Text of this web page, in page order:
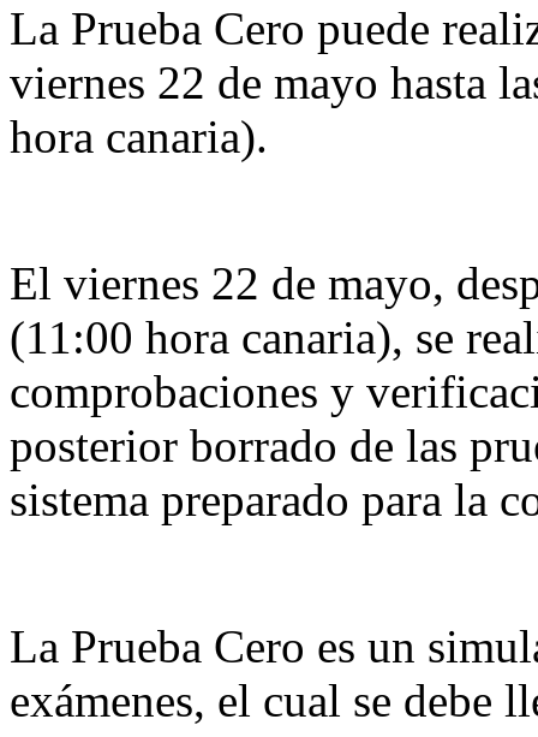
La Prueba Cero puede
viernes 22 de mayo hasta
hora canaria).
El viernes 22 de mayo,
(11:00 hora canaria), se
comprobaciones y
posterior borrado de las
sistema preparado para la
La Prueba Cero es un
exámenes, el cual se debe